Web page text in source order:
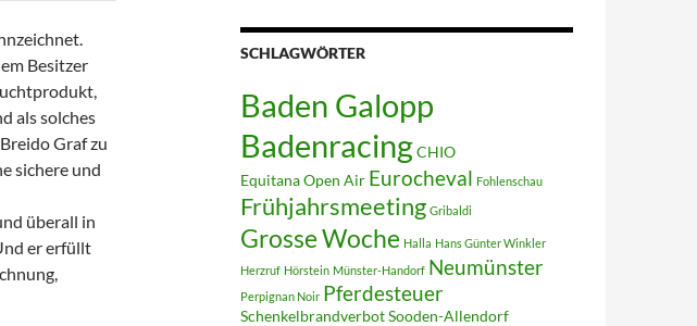
Besitzer
als solches
Graf zu
sichere und
überall in
er erfüllt
SCHLAGWÖRTER
Baden Galopp
BadenracingCHIO
Equitana Open Air Eurocheval Fohlenschau
Frühjahrsmeeting Gribaldi
Grosse Woche Halla Hans Günter Winkler
Herzruf Hörstein Münster-Handorf Neumünster
Perpignan Noir Pferdesteuer
SchenkelbrandverbotSooden-Allendorf